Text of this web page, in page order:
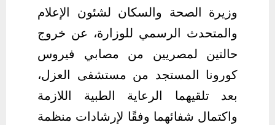
وزيرة الصحة والسكان لشئون الإعلام
والمتحدث الرسمي للوزارة، عن خروج
حالتين لمصريين من مصابي فيروس
كورونا المستجد من مستشفى العزل،
بعد تلقيهما الرعاية الطبية اللازمة
واكتمال شفائهما وفقًا لإرشادات منظمة